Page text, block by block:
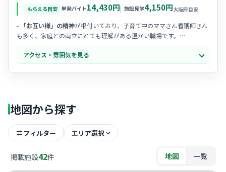
もらえる目安 単発バイト14,430円 施設見学4,150円大阪府目安
- 「お互い様」の精神が根付いており、子育て中のママさん看護師さん
も多く、家庭との両立にとても理解がある温かい職場です。
- 定着率が高く勤続年数の長いスタッフが多いため、チームワークが抜
群で、中途入職の方も馴染みやすい穏やかな雰囲気があります。
- 地域に根ざした慢性期医療を提供しており、患者様やそのご家族との
アクセス・雰囲気を見る
地図から探す
フィルター エリア選択
掲載施設42件 地図 一覧